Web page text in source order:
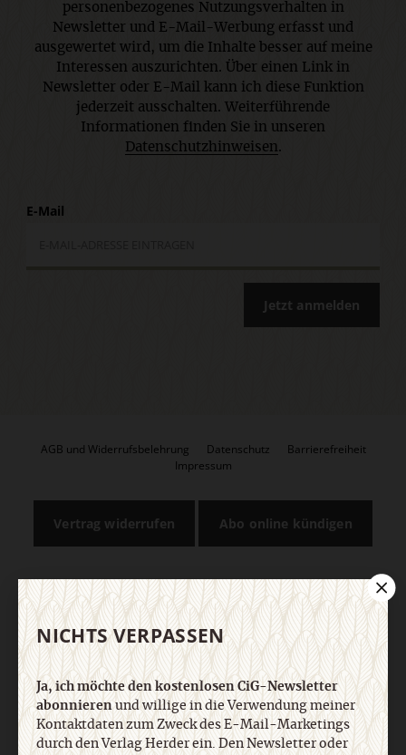
personenbezogenes Nutzungsverhalten in
Newsletter und E-Mail-Werbung erfasst und
ausgewertet wird, um die Inhalte besser auf meine
Interessen auszurichten. Über einen Link in
Newsletter oder E-Mail kann ich diese Funktion
jederzeit ausschalten. Weiterführende
Informationen finden Sie in unseren
Datenschutzhinweisen.
E-Mail
Jetzt anmelden
AGB und Widerrufsbelehrung Datenschutz
Barrierefreiheit
Impressum
Vertrag widerrufen Abo online kündigen
Nach oben
NICHTS VERPASSEN
Ja, ich möchte den kostenlosen CiG-Newsletter
abonnierenund willige in die Verwendung meiner
Kontaktdaten zum Zweck des E-Mail-Marketings
durch den Verlag Herder ein. Den Newsletter oder